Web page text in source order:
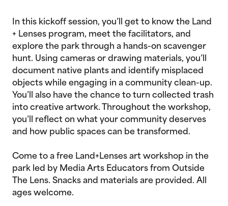
In this kickoff session, you’ll get to know the Land
+ Lenses program, meet the facilitators, and
explore the park through a hands-on scavenger
hunt. Using cameras or drawing materials, you’ll
document native plants and identify misplaced
objects while engaging in a community clean-up.
You’ll also have the chance to turn collected trash
into creative artwork. Throughout the workshop,
you’ll reflect on what your community deserves
and how public spaces can be transformed.
Come to a free Land+Lenses art workshop in the
park led by Media Arts Educators from Outside
The Lens. Snacks and materials are provided. All
ages welcome.